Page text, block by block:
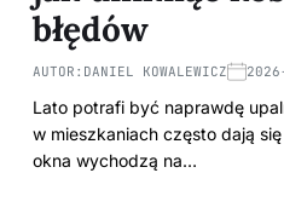
błędów
AUTOR: DANIEL KOWALEWICZ
Lato potrafi być naprawdę
w mieszkaniach często dają
okna wychodzą na…